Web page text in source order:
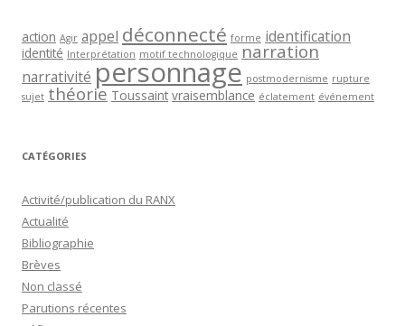
action Agir appel déconnecté forme identification
identité Interprétation motif technologique narration
narrativité personnage postmodernisme rupture
sujet théorie Toussaint vraisemblance éclatement événement
CATÉGORIES
Activité/publication du RANX
Actualité
Bibliographie
Brèves
Non classé
Parutions récentes